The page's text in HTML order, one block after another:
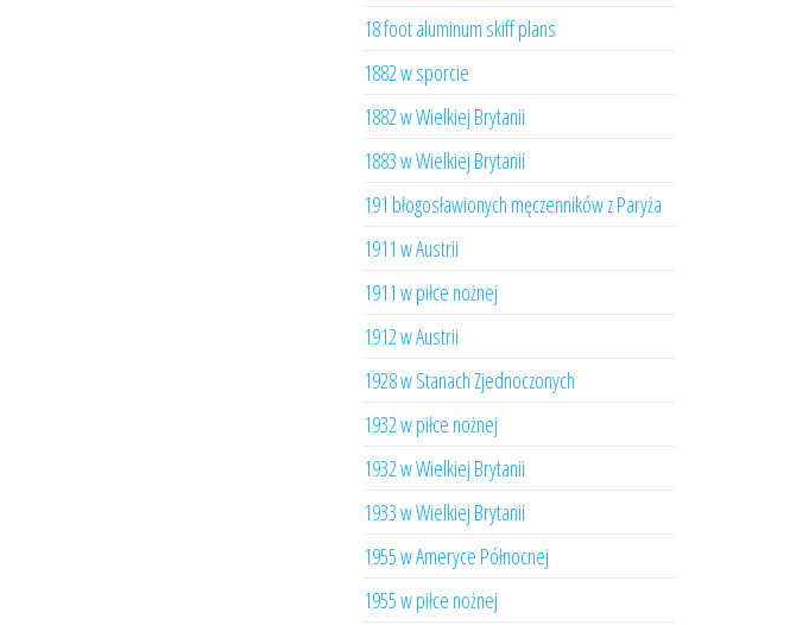
18 foot aluminum skiff plans
1882 w sporcie
1882 w Wielkiej Brytanii
1883 w Wielkiej Brytanii
191 błogosławionych męczenników z Paryża
1911 w Austrii
1911 w piłce nożnej
1912 w Austrii
1928 w Stanach Zjednoczonych
1932 w piłce nożnej
1932 w Wielkiej Brytanii
1933 w Wielkiej Brytanii
1955 w Ameryce Północnej
1955 w piłce nożnej